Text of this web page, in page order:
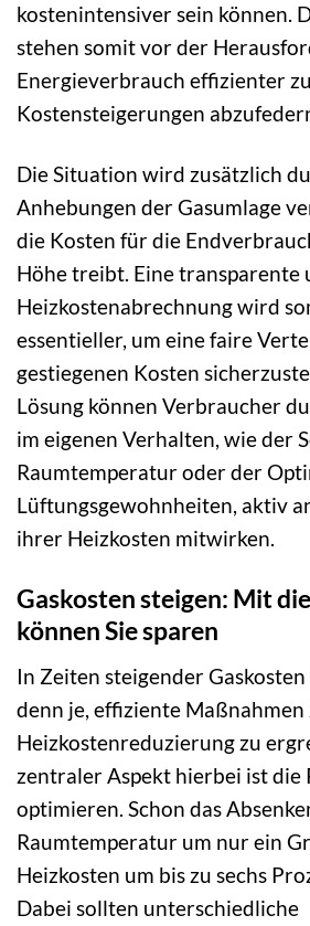
kostenintensiver sein können.
stehen somit vor der
Energieverbrauch effizienter
Kostensteigerungen
Die Situation wird zusätzlich
Anhebungen der Gasumlage
die Kosten für die
Höhe treibt. Eine transparente
Heizkostenabrechnung wird
essentieller, um eine faire
gestiegenen Kosten
Lösung können Verbraucher
im eigenen Verhalten, wie der
Raumtemperatur oder der
Lüftungsgewohnheiten, aktiv
ihrer Heizkosten mitwirken.
Gaskosten steigen: Mit
können Sie sparen
In Zeiten steigender
denn je, effiziente Maßnahmen
Heizkostenreduzierung zu
zentraler Aspekt hierbei ist die
optimieren. Schon das
Raumtemperatur um nur ein
Heizkosten um bis zu sechs
Dabei sollten unterschiedliche